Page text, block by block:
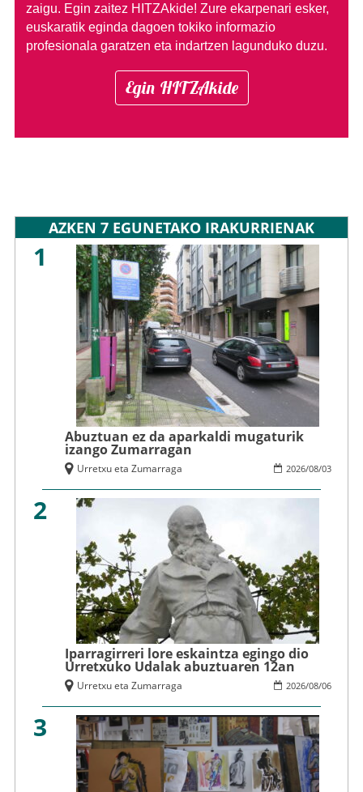
zaigu. Egin zaitez HITZAkide! Zure ekarpenari esker,
euskaratik eginda dagoen tokiko informazio
profesionala garatzen eta indartzen lagunduko duzu.
Egin HITZAkide
AZKEN 7 EGUNETAKO IRAKURRIENAK
1
Abuztuan ez da aparkaldi mugaturik
izango Zumarragan
2026/08/03
Urretxu eta Zumarraga
2
Iparragirreri lore eskaintza egingo dio
Urretxuko Udalak abuztuaren 12an
2026/08/06
Urretxu eta Zumarraga
3